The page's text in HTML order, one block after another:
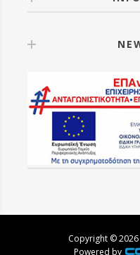
Copyright © 2026
Powered by